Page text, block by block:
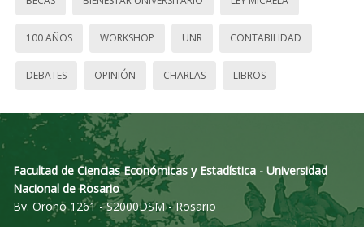
100 AÑOS WORKSHOP UNR CONTABILIDAD
DEBATES OPINIÓN CHARLAS LIBROS
Facultad de Ciencias Económicas y Estadística - Universidad
Nacional de Rosario
Bv. Oroño 1261 - S2000DSM - Rosario